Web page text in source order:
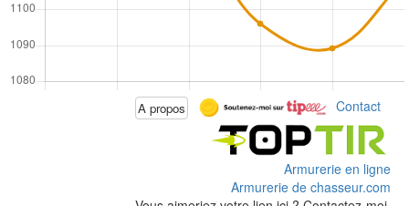
A propos Contact
Armurerie en ligne
Armurerie de chasseur.com